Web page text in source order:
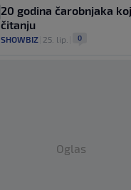
20 godina čarobnjaka
čitanju
SHOWBIZ 25. lip. 0
Oglas